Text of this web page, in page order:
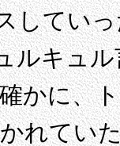
してい
ルキュ
かに、
れてい